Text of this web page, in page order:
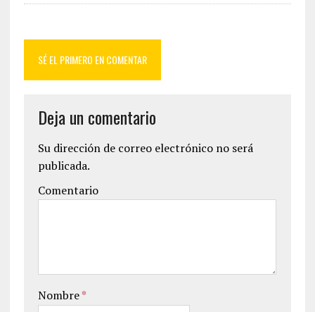
SÉ EL PRIMERO EN COMENTAR
Deja un comentario
Su dirección de correo electrónico no será
publicada.
Comentario
Nombre*